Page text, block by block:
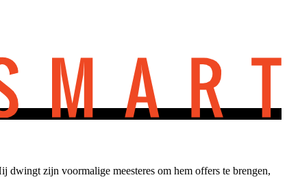
dwingt zijn voormalige meesteres om hem offers te brengen,